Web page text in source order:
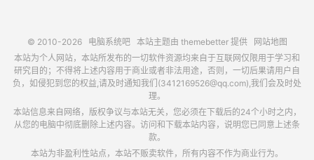
© 2010-2026 电脑系统吧本站主题由 themebetter提供
网站地图
本站为个人网站，本站所发布的一切软件资源均来自于互联网仅限用于学习和
研究目的；不得将上述内容用于商业或者非法用途，否则，一切后果请用户自
负，如侵犯到您的权益,请及时通知我们(3412169526@qq.com),我们会及时处
理。
本站信息来自网络，版权争议与本站无关，您必须在下载后的24个小时之内，
从您的电脑中彻底删除上述内容。访问和下载本站内容，说明您已同意上述条
款。
本站为非盈利性站点，本站不贩卖软件，所有内容不作为商业行为。